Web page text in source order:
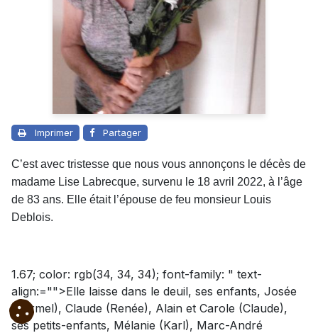
Imprimer Partager
C’est avec tristesse que nous vous annonçons le décès de
madame Lise Labrecque, survenu le 18 avril 2022, à l’âge
de 83 ans. Elle était l’épouse de feu monsieur Louis
Deblois.
1.67; color: rgb(34, 34, 34); font-family: " text-
align:="">Elle laisse dans le deuil, ses enfants, Josée
(Carmel), Claude (Renée), Alain et Carole (Claude),
ses petits-enfants, Mélanie (Karl), Marc-André